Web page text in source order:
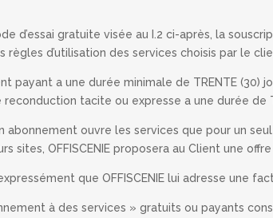
d’essai gratuite visée au I.2 ci-après, la
règles d’utilisation des services choisis par le
payant a une durée minimale de TRENTE (30)
tacite ou expresse a une durée de
abonnement ouvre les services que pour un
sites, OFFISCENIE proposera au Client une
que OFFISCENIE lui adresse une
à des services » gratuits ou payants